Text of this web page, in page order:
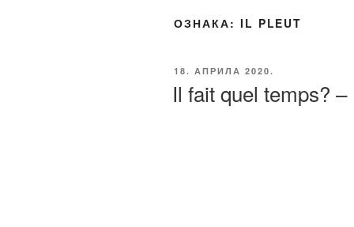
ОЗНАКА: IL PLEUT
ОБЈАВЉЕНО
18. АПРИЛА 2020.
Il fait quel temps? –